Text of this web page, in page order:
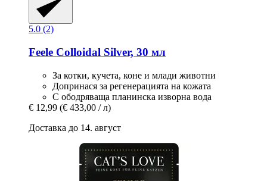
5.0 (2)
Feele Colloidal Silver, 30 мл
За котки, кучета, коне и млади животни
Допринася за регенерацията на кожата
С ободряваща планинска изворна вода
€ 12,99 (€ 433,00 / л)
Доставка до 14. август